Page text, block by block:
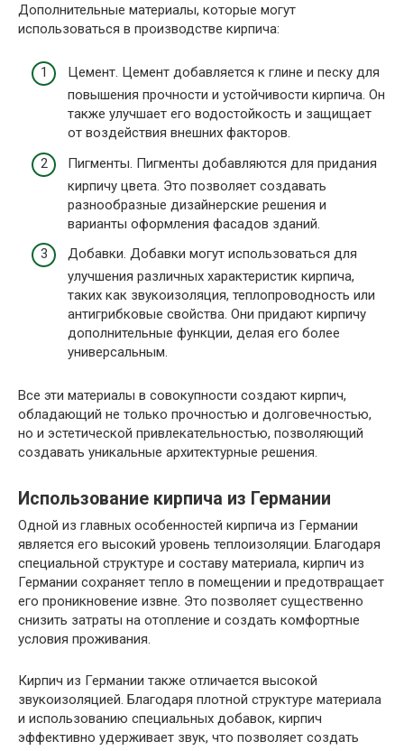
Дополнительные материалы, которые могут
использоваться в производстве кирпича:
Цемент. Цемент добавляется к глине и песку для
повышения прочности и устойчивости кирпича. Он
также улучшает его водостойкость и защищает
от воздействия внешних факторов.
Пигменты. Пигменты добавляются для придания
кирпичу цвета. Это позволяет создавать
разнообразные дизайнерские решения и
варианты оформления фасадов зданий.
Добавки. Добавки могут использоваться для
улучшения различных характеристик кирпича,
таких как звукоизоляция, теплопроводность или
антигрибковые свойства. Они придают кирпичу
дополнительные функции, делая его более
универсальным.
Все эти материалы в совокупности создают кирпич,
обладающий не только прочностью и долговечностью,
но и эстетической привлекательностью, позволяющий
создавать уникальные архитектурные решения.
Использование кирпича из Германии
Одной из главных особенностей кирпича из Германии
является его высокий уровень теплоизоляции. Благодаря
специальной структуре и составу материала, кирпич из
Германии сохраняет тепло в помещении и предотвращает
его проникновение извне. Это позволяет существенно
снизить затраты на отопление и создать комфортные
условия проживания.
Кирпич из Германии также отличается высокой
звукоизоляцией. Благодаря плотной структуре материала
и использованию специальных добавок, кирпич
эффективно удерживает звук, что позволяет создать